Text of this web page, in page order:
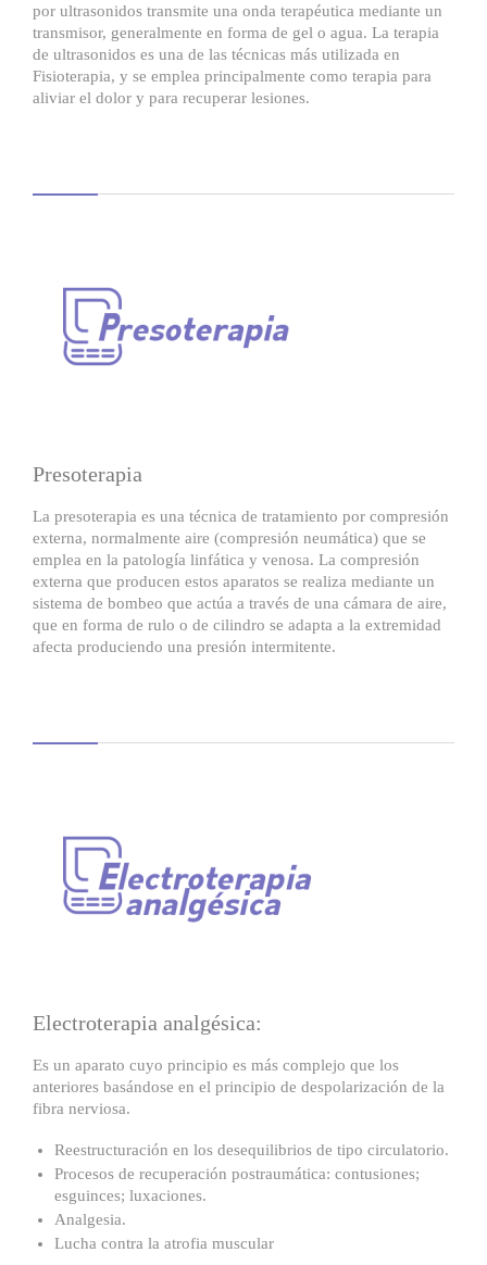
por ultrasonidos transmite una onda terapéutica mediante un
transmisor, generalmente en forma de gel o agua. La terapia
de ultrasonidos es una de las técnicas más utilizada en
Fisioterapia, y se emplea principalmente como terapia para
aliviar el dolor y para recuperar lesiones.
Presoterapia
La presoterapia es una técnica de tratamiento por compresión
externa, normalmente aire (compresión neumática) que se
emplea en la patología linfática y venosa. La compresión
externa que producen estos aparatos se realiza mediante un
sistema de bombeo que actúa a través de una cámara de aire,
que en forma de rulo o de cilindro se adapta a la extremidad
afecta produciendo una presión intermitente.
Electroterapia analgésica:
Es un aparato cuyo principio es más complejo que los
anteriores basándose en el principio de despolarización de la
fibra nerviosa.
Reestructuración en los desequilibrios de tipo circulatorio.
Procesos de recuperación postraumática: contusiones;
esguinces; luxaciones.
Analgesia.
Lucha contra la atrofia muscular